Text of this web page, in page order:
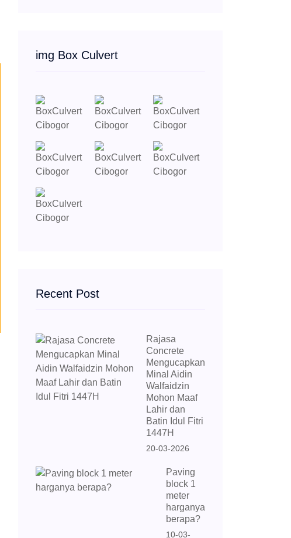
img Box Culvert
Recent Post
Rajasa
Concrete
Mengucapkan
Minal Aidin
Walfaidzin
Mohon Maaf
Lahir dan
Batin Idul Fitri
1447H
20-03-2026
Paving
block 1
meter
harganya
berapa?
10-03-